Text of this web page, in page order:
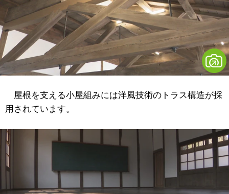
屋根を支える小屋組みには洋風技術のトラス構造が採
用されています。